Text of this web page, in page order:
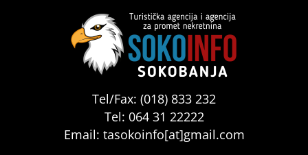
Tel/Fax: (018) 833 232
Tel: 064 31 22222
Email: tasokoinfo[at]gmail.com